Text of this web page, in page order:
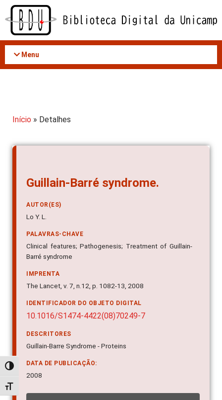
Acessar
conteúdo
Alternar alto contraste
Alternar tamanho da fonte
Menu
Início » Detalhes
Guillain-Barré syndrome.
AUTOR(ES)
Lo Y. L.
PALAVRAS-CHAVE
Clinical features; Pathogenesis; Treatment of Guillain-
Barré syndrome
IMPRENTA
The Lancet, v. 7, n.12, p. 1082-13, 2008
IDENTIFICADOR DO OBJETO DIGITAL
10.1016/S1474-4422(08)70249-7
DESCRITORES
Guillain-Barre Syndrome - Proteins
DATA DE PUBLICAÇÃO:
2008